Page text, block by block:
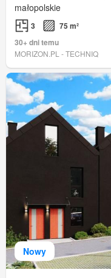
małopolskie
3
75 m²
30+ dni temu
MORIZON.PL - TECHNIQ
Nowy